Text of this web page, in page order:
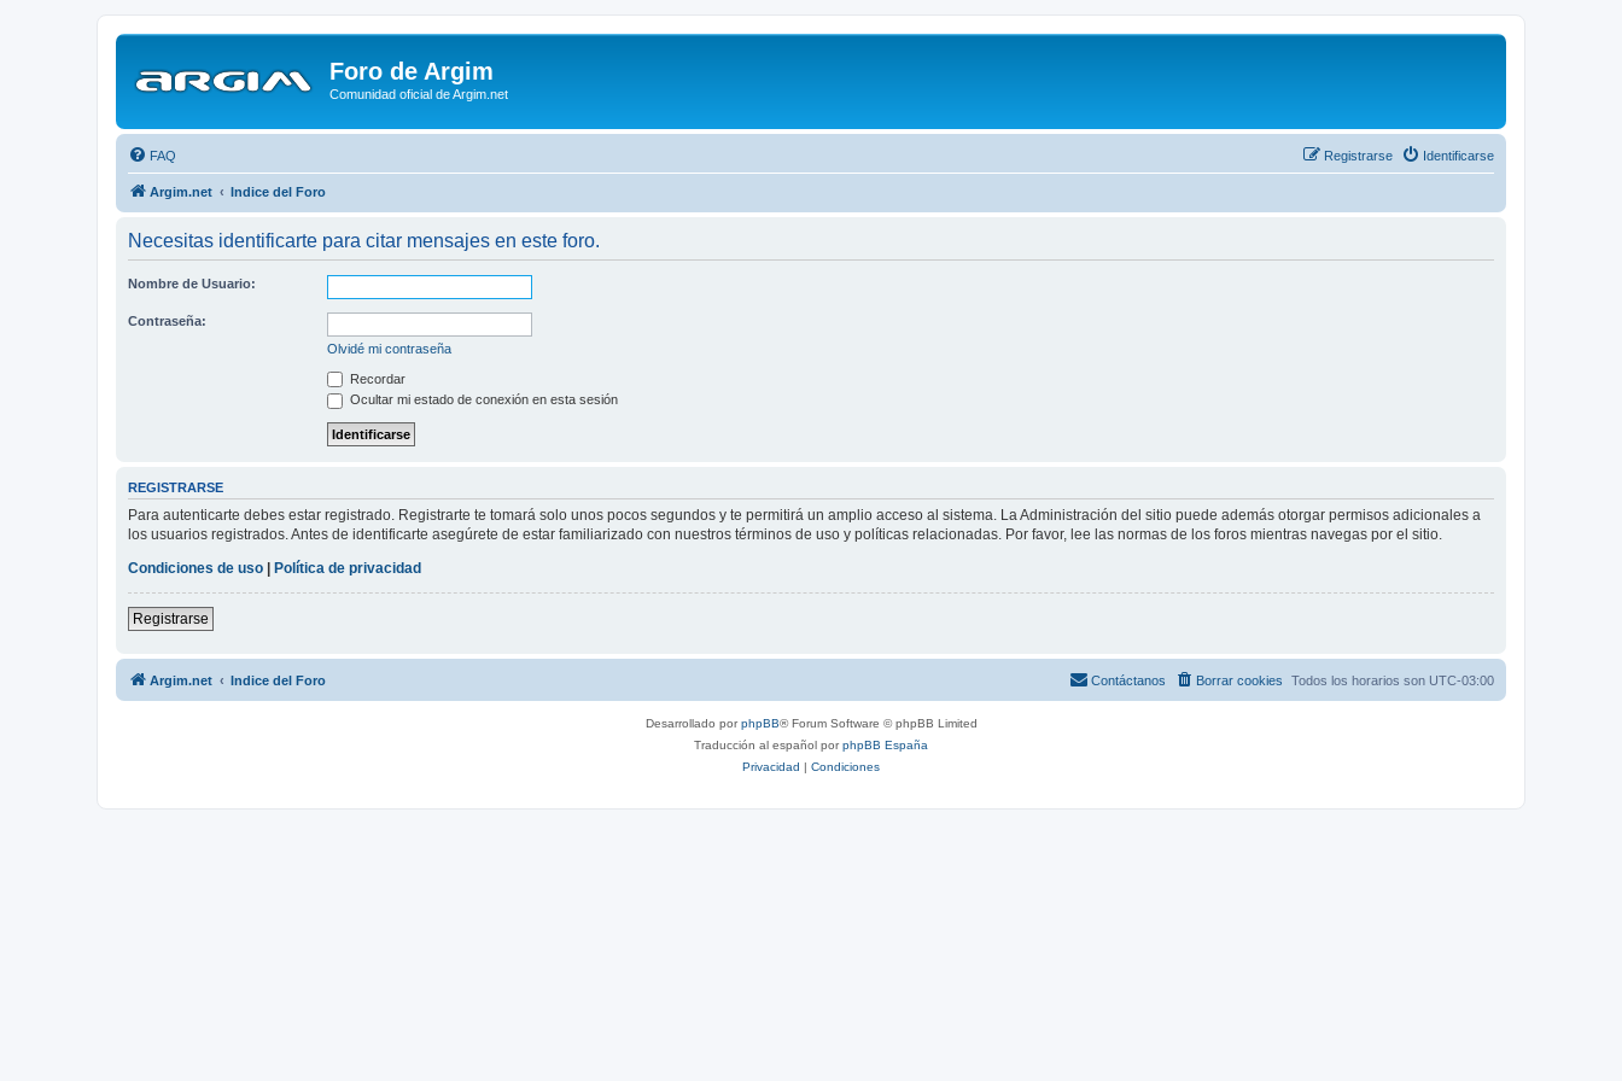
Foro de Argim
Comunidad oficial de Argim.net
FAQ Identificarse
Registrarse
Argim.net Indice del Foro
Necesitas identificarte para citar mensajes en este foro.
Nombre de Usuario:
Contraseña:
Olvidé mi contraseña
Recordar
Ocultar mi estado de conexión en esta sesión
REGISTRARSE
Para autenticarte debes estar registrado. Registrarte te tomará solo unos pocos segundos y te permitirá un amplio acceso al sistema. La Administración del sitio puede además otorgar permisos adicionales a
los usuarios registrados. Antes de identificarte asegúrete de estar familiarizado con nuestros términos de uso y políticas relacionadas. Por favor, lee las normas de los foros mientras navegas por el sitio.
Condiciones de uso
Política de privacidad
Registrarse
Argim.net Indice del Foro Todos los horarios son UTC-03:00
Borrar cookies
Contáctanos
Desarrollado porphpBB® Forum Software © phpBB Limited
Traducción al español porphpBB España
Privacidad | Condiciones